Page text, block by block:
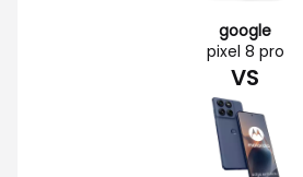
google
pixel 8 pro
VS